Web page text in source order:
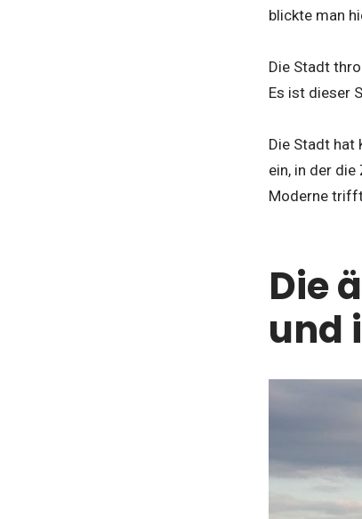
blickte man
Die Stadt
Es ist dieser
Die Stadt hat
ein, in der
Moderne
Die
und